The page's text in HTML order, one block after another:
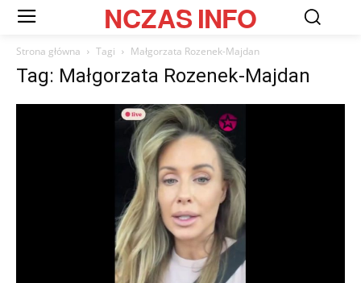
NCZASINFO
Strona główna Tagi Małgorzata Rozenek-Majdan
Tag: Małgorzata Rozenek-Majdan